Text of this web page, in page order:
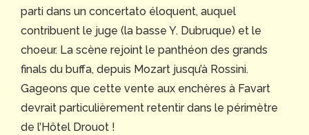
parti dans un concertato éloquent, auquel
contribuent le juge (la basse Y. Dubruque) et le
choeur. La scène rejoint le panthéon des grands
finals du buffa, depuis Mozart jusqu’à Rossini.
Gageons que cette vente aux enchères à Favart
devrait particulièrement retentir dans le périmètre
de l’Hôtel Drouot !